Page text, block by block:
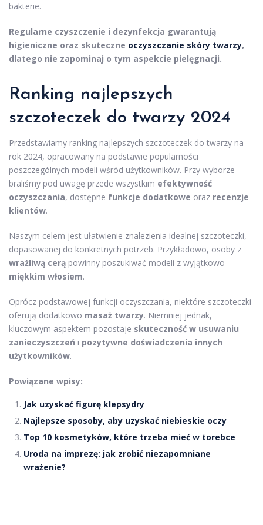
bakterie.
Regularne czyszczenie i dezynfekcja gwarantują
higieniczne oraz skuteczne oczyszczanie skóry twarzy,
dlatego nie zapominaj o tym aspekcie pielęgnacji.
Ranking najlepszych
szczoteczek do twarzy 2024
Przedstawiamy ranking najlepszych szczoteczek do twarzy na
rok 2024, opracowany na podstawie popularności
poszczególnych modeli wśród użytkowników. Przy wyborze
braliśmy pod uwagę przede wszystkim efektywność
oczyszczania, dostępne funkcje dodatkowe oraz recenzje
klientów.
Naszym celem jest ułatwienie znalezienia idealnej szczoteczki,
dopasowanej do konkretnych potrzeb. Przykładowo, osoby z
wrażliwą cerą powinny poszukiwać modeli z wyjątkowo
miękkim włosiem.
Oprócz podstawowej funkcji oczyszczania, niektóre szczoteczki
oferują dodatkowo masaż twarzy. Niemniej jednak,
kluczowym aspektem pozostaje skuteczność w usuwaniu
zanieczyszczeń i pozytywne doświadczenia innych
użytkowników.
Powiązane wpisy:
Jak uzyskać figurę klepsydry
Najlepsze sposoby, aby uzyskać niebieskie oczy
Top 10 kosmetyków, które trzeba mieć w torebce
Uroda na imprezę: jak zrobić niezapomniane
wrażenie?